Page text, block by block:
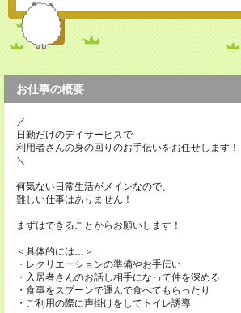
お仕事の概要
／
日勤だけのデイサービスで
利用者さんの身の回りのお手伝いをお任せします！
＼
何気ない日常生活がメインなので、
難しい仕事はありません！
まずはできることからお願いします！
＜具体的には…＞
・レクリエーションの準備やお手伝い
・入居者さんのお話し相手になって仲を深める
・食事をスプーンで運んで食べてもらったり
・ご利用の際に声掛けをしてトイレ誘導